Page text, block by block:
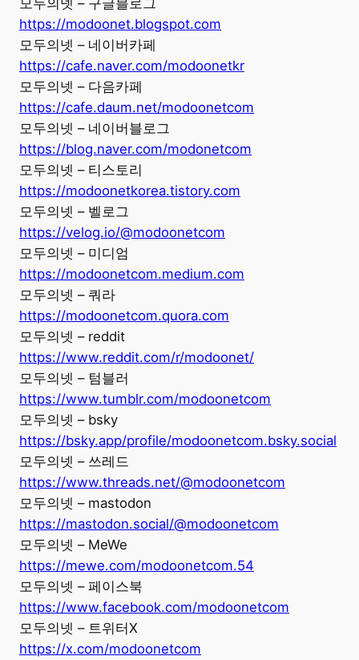
https://modoonet.blogspot.com
모두의넷 – 네이버카페
https://cafe.naver.com/modoonetkr
모두의넷 – 다음카페
https://cafe.daum.net/modoonetcom
모두의넷 – 네이버블로그
https://blog.naver.com/modonetcom
모두의넷 – 티스토리
https://modoonetkorea.tistory.com
모두의넷 – 벨로그
https://velog.io/@modoonetcom
모두의넷 – 미디엄
https://modoonetcom.medium.com
모두의넷 – 쿼라
https://modoonetcom.quora.com
모두의넷 – reddit
https://www.reddit.com/r/modoonet/
모두의넷 – 텀블러
https://www.tumblr.com/modoonetcom
모두의넷 – bsky
https://bsky.app/profile/modoonetcom.bsky.social
모두의넷 – 쓰레드
https://www.threads.net/@modoonetcom
모두의넷 – mastodon
https://mastodon.social/@modoonetcom
모두의넷 – MeWe
https://mewe.com/modoonetcom.54
모두의넷 – 페이스북
https://www.facebook.com/modoonetcom
모두의넷 – 트위터X
https://x.com/modoonetcom